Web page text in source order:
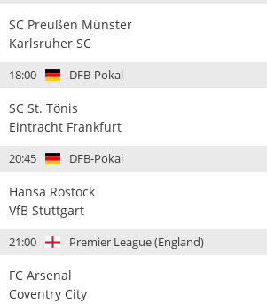
SC Preußen Münster
Karlsruher SC
18:00 DFB-Pokal
SC St. Tönis
Eintracht Frankfurt
20:45 DFB-Pokal
Hansa Rostock
VfB Stuttgart
21:00 Premier League (England)
FC Arsenal
Coventry City